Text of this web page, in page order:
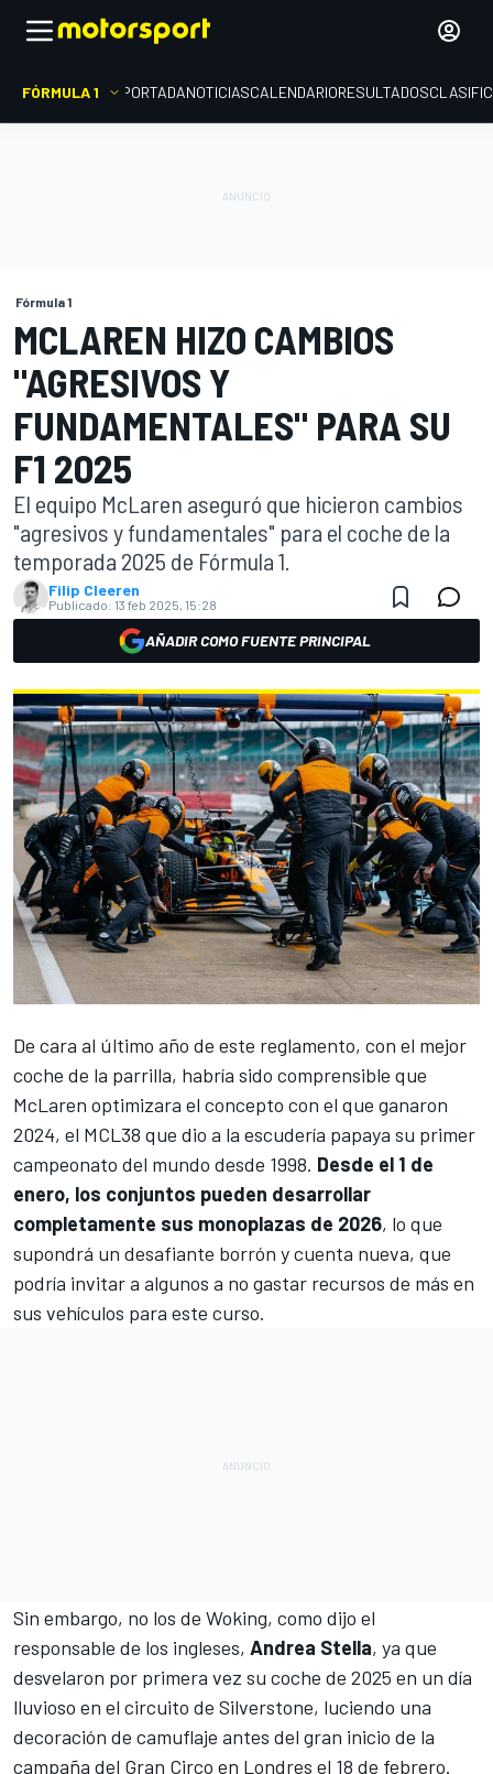
FÓRMULA 1 PORTADANOTICIASCALENDARIORESULTADOS
Fórmula 1
MCLAREN HIZO CAMBIOS
"AGRESIVOS Y
FUNDAMENTALES" PARA SU
F1 2025
El equipo McLaren aseguró que hicieron cambios
"agresivos y fundamentales" para el coche de la
temporada 2025 de Fórmula 1.
Filip Cleeren
Publicado: 13 feb 2025, 15:28
AÑADIR COMO FUENTE PRINCIPAL
De cara al último año de este reglamento, con el mejor
coche de la parrilla, habría sido comprensible que
McLaren optimizara el concepto con el que ganaron
2024, el MCL38 que dio a la escudería papaya su primer
campeonato del mundo desde 1998. Desde el 1 de
enero, los conjuntos pueden desarrollar
completamente sus monoplazas de 2026, lo que
supondrá un desafiante borrón y cuenta nueva, que
podría invitar a algunos a no gastar recursos de más en
sus vehículos para este curso.
Sin embargo, no los de Woking, como dijo el
responsable de los ingleses, Andrea Stella, ya que
desvelaron por primera vez su coche de 2025 en un día
lluvioso en el circuito de Silverstone, luciendo una
decoración de camuflaje antes del gran inicio de la
campaña del Gran Circo en Londres el 18 de febrero.